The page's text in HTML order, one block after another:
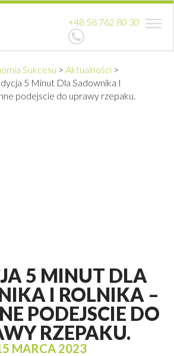
+48 58 762 80 30
Sukcesu > Aktualności >
5 Minut Dla Sadownika I
podejscie do uprawy rzepaku.
5 MINUT DLA
I ROLNIKA –
PODEJSCIE DO
RZEPAKU.
MARCA 2023